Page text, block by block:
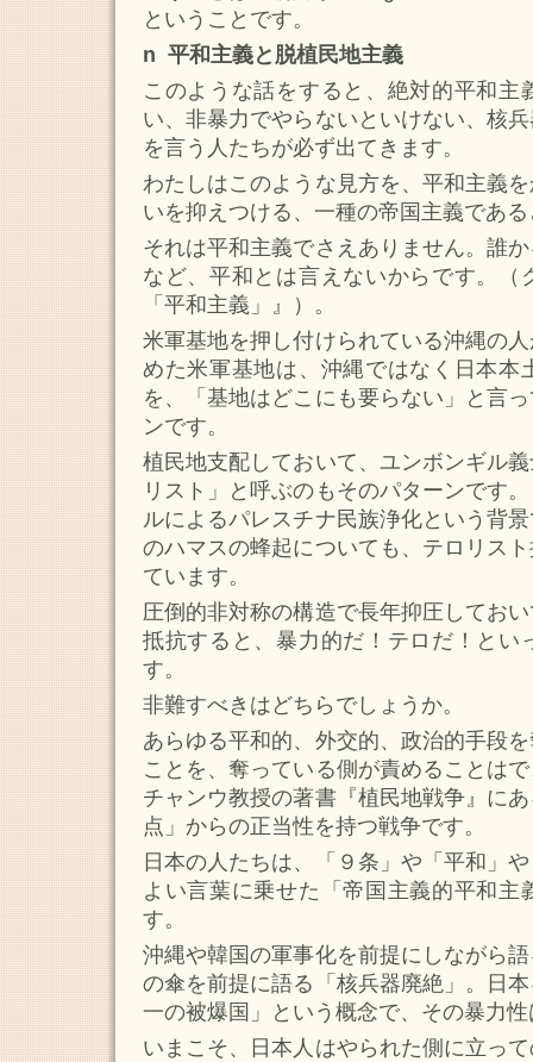
ということです。
n 平和主義と脱植民地主義
このような話をすると、絶対的平和主
い、非暴力でやらないといけない、核
を言う人たちが必ず出てきます。
わたしはこのような見方を、平和主義
いを抑えつける、一種の帝国主義であ
それは平和主義でさえありません。誰
など、平和とは言えないからです。（
「平和主義」』）。
米軍基地を押し付けられている沖縄の
めた米軍基地は、沖縄ではなく日本本
を、「基地はどこにも要らない」と言
ンです。
植民地支配しておいて、ユンボンギル
リスト」と呼ぶのもそのパターンです
ルによるパレスチナ民族浄化という背
のハマスの蜂起についても、テロリス
ています。
圧倒的非対称の構造で長年抑圧してお
抵抗すると、暴力的だ！テロだ！とい
す。
非難すべきはどちらでしょうか。
あらゆる平和的、外交的、政治的手段
ことを、奪っている側が責めることは
チャンウ教授の著書『植民地戦争』に
点」からの正当性を持つ戦争です。
日本の人たちは、「９条」や「平和」
よい言葉に乗せた「帝国主義的平和主
す。
沖縄や韓国の軍事化を前提にしながら
の傘を前提に語る「核兵器廃絶」。日
一の被爆国」という概念で、その暴力
いまこそ、日本人はやられた側に立っ